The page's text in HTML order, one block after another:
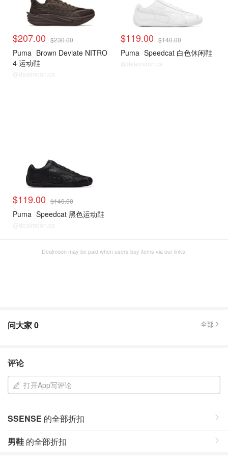
$207.00 $230.00
Puma Brown Deviate NITRO
4 运动鞋
@dealmoon.ca
$119.00 $140.00
Puma Speedcat 白色休闲鞋
@dealmoon.ca
$119.00 $140.00
Puma Speedcat 黑色运动鞋
@dealmoon.ca
Dealmoon may be paid when users buy items via our links.
问大家0 全部
评论
打开App写评论
SSENSE 的全部折扣
男鞋 的全部折扣